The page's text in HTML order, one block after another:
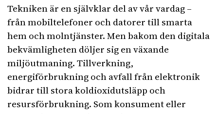
Tekniken är en självklar del av vår vardag –
från mobiltelefoner och datorer till smarta
hem och molntjänster. Men bakom den digitala
bekvämligheten döljer sig en växande
miljöutmaning. Tillverkning,
energiförbrukning och avfall från elektronik
bidrar till stora koldioxidutsläpp och
resursförbrukning. Som konsument eller